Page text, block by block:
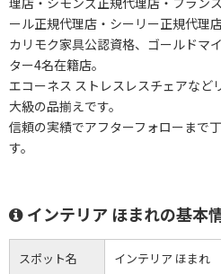
ール正規代理店・シーリー正規代理店
カリモク家具公認資格、ゴールドマ
ター4名在籍店。
エコーネス ストレスレスチェアなど
大級の品揃えです。
信頼の実績でアフターフォローまで
す。
インテリア ほまれの基本
スポット名 インテリア ほまれ